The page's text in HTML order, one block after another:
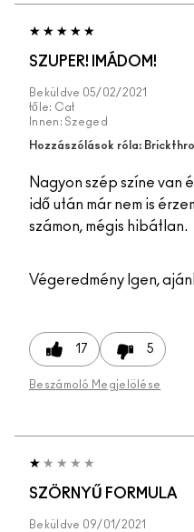
SZUPER! IMÁDOM!
Beküldve 05/02/2021
tőle: Cat
Innen: Szeged
Hozzászólások róla:
Nagyon szép színe van
idő után már nem is
számon, mégis hibátlan.
Végeredmény Igen,
17 5
Beszámoló Megjelölése
SZÖRNYŰ FORMULA
Beküldve 09/01/2021